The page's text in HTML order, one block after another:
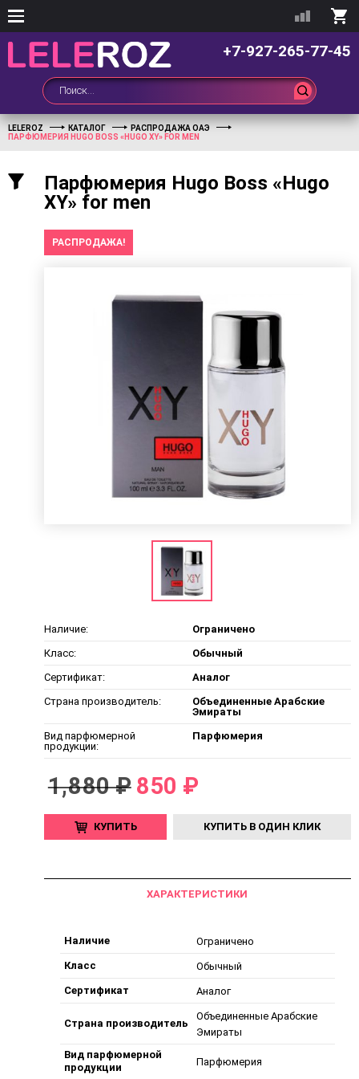
+7-927-265-77-45
LELEROZ КАТАЛОГ
РАСПРОДАЖА ОАЭ
ПАРФЮМЕРИЯ HUGO BOSS «HUGO XY» FOR MEN
Парфюмерия Hugo Boss «Hugo
XY» for men
РАСПРОДАЖА!
Наличие:
Ограничено
Класс:
Обычный
Сертификат:
Аналог
Страна производитель:
Объединенные Арабские
Эмираты
Вид парфюмерной
продукции:
Парфюмерия
1,880 ₽ 850 ₽
КУПИТЬ КУПИТЬ В ОДИН КЛИК
ХАРАКТЕРИСТИКИ
Наличие
Ограничено
Класс
Обычный
Сертификат
Аналог
Страна производитель
Объединенные Арабские
Эмираты
Вид парфюмерной
продукции
Парфюмерия